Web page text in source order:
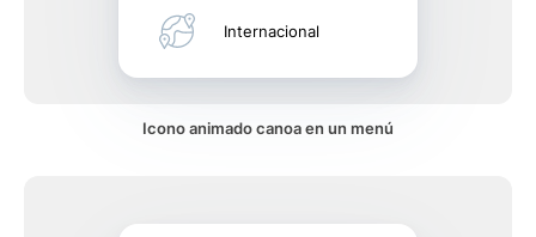
Internacional
Icono animado canoa en un menú